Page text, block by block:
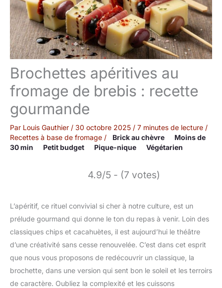
Brochettes apéritives au
fromage de brebis : recette
gourmande
Par Louis Gauthier / 30 octobre 2025 / 7 minutes de lecture /
Recettes à base de fromage / Brick au chèvre
Moins de
30 min
Petit budget Pique-nique Végétarien
4.9/5 - (7 votes)
L’apéritif, ce rituel convivial si cher à notre culture, est un
prélude gourmand qui donne le ton du repas à venir. Loin des
classiques chips et cacahuètes, il est aujourd’hui le théâtre
d’une créativité sans cesse renouvelée. C’est dans cet esprit
que nous vous proposons de redécouvrir un classique, la
brochette, dans une version qui sent bon le soleil et les terroirs
de caractère. Oubliez la complexité et les cuissons